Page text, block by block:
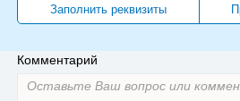
Заполнить реквизиты
Комментарий